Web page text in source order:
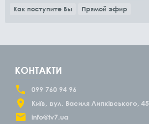
Как поступите Вы
Прямой эфир
КОНТАКТИ
099 760 94 96
Київ
вул. Василя Липківського, 45
info@tv7.ua